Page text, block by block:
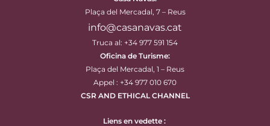
Plaça del Mercadal, 7 – Reus
info@casanavas.cat
Truca al: +34 977 591 154
Oficina de Turisme:
Plaça del Mercadal, 1 – Reus
Appel : +34 977 010 670
CSR AND ETHICAL CHANNEL
Liens en vedette :